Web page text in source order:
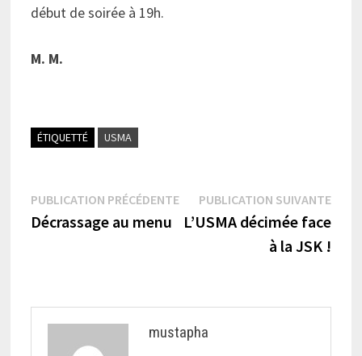
début de soirée à 19h.
M. M.
ÉTIQUETTÉ USMA
Navigation
de
PUBLICATION PRÉCÉDENTEPublication
précédente :
Décrassage au menu
PUBLICATION SUIVANTE
L’USMA décimée face
à la JSK !
mustapha